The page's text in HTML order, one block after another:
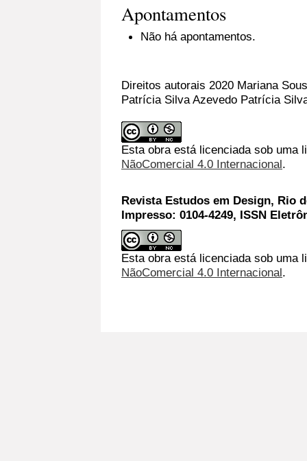
Apontamentos
Não há apontamentos.
Direitos autorais 2020 Mariana
Patrícia Silva Azevedo Patrícia
Esta obra está licenciada sob uma
NãoComercial 4.0 Internacional.
Revista Estudos em Design, Rio
Impresso: 0104-4249, ISSN
Esta obra está licenciada sob uma
NãoComercial 4.0 Internacional.